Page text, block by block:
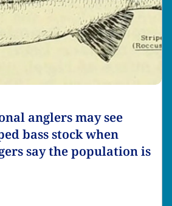
anglers may see
bass stock when
say the population is